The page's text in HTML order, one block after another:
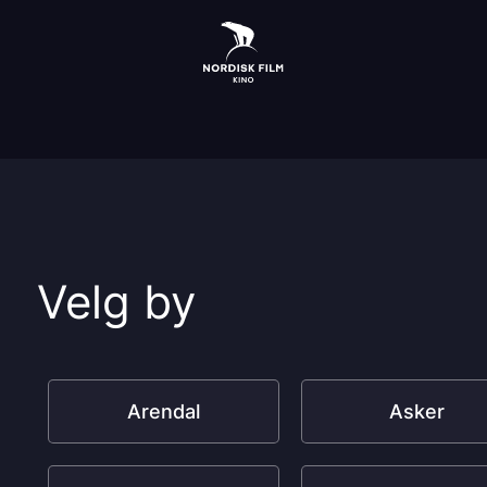
Velg by
Arendal Asker